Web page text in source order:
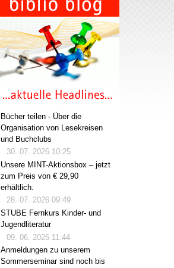
Bücher teilen - Über die
Organisation von Lesekreisen
und Buchclubs
30. 07. 2026 10:25
Unsere MINT-Aktionsbox – jetzt
zum Preis von € 29,90
erhältlich.
28. 07. 2026 09:49
STUBE Fernkurs Kinder- und
Jugendliteratur
09. 06. 2026 11:44
Anmeldungen zu unserem
Sommerseminar sind noch bis